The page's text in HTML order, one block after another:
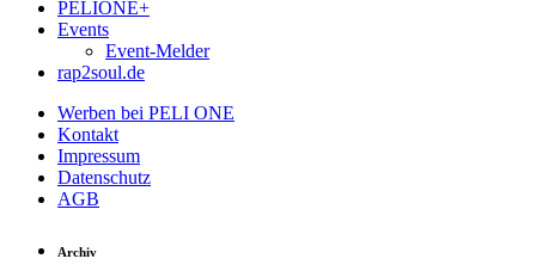
PELIONE+
Events
Event-Melder
rap2soul.de
Werben bei PELI ONE
Kontakt
Impressum
Datenschutz
AGB
Archiv